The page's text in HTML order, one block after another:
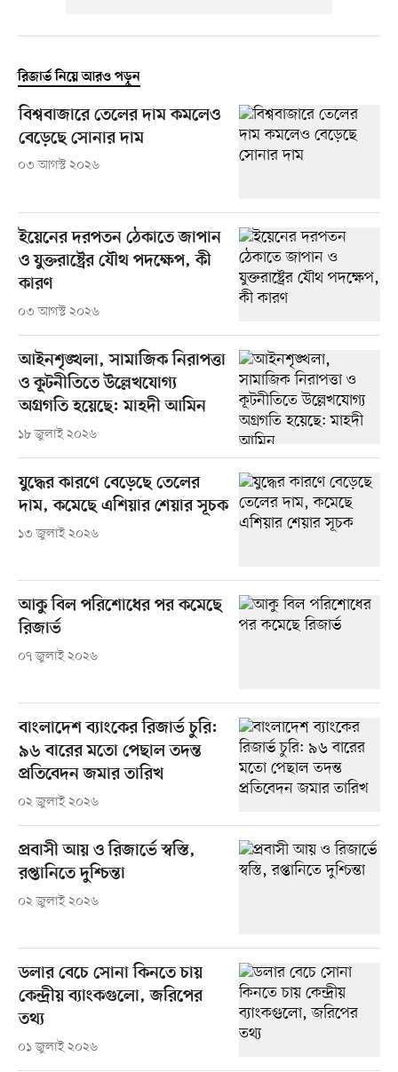
রিজার্ভ নিয়ে আরও পড়ুন
বিশ্ববাজারে তেলের দাম কমলেও
বেড়েছে সোনার দাম
০৩ আগস্ট ২০২৬
ইয়েনের দরপতন ঠেকাতে জাপান
ও যুক্তরাষ্ট্রের যৌথ পদক্ষেপ, কী
কারণ
০৩ আগস্ট ২০২৬
আইনশৃঙ্খলা, সামাজিক নিরাপত্তা
ও কূটনীতিতে উল্লেখযোগ্য
অগ্রগতি হয়েছে: মাহদী আমিন
১৮ জুলাই ২০২৬
যুদ্ধের কারণে বেড়েছে তেলের
দাম, কমেছে এশিয়ার শেয়ার সূচক
১৩ জুলাই ২০২৬
আকু বিল পরিশোধের পর কমেছে
রিজার্ভ
০৭ জুলাই ২০২৬
বাংলাদেশ ব্যাংকের রিজার্ভ চুরি:
৯৬ বারের মতো পেছাল তদন্ত
প্রতিবেদন জমার তারিখ
০২ জুলাই ২০২৬
প্রবাসী আয় ও রিজার্ভে স্বস্তি,
রপ্তানিতে দুশ্চিন্তা
০২ জুলাই ২০২৬
ডলার বেচে সোনা কিনতে চায়
কেন্দ্রীয় ব্যাংকগুলো, জরিপের
তথ্য
০১ জুলাই ২০২৬